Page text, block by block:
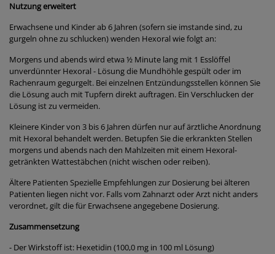
Nutzung erweitert
Erwachsene und Kinder ab 6 Jahren (sofern sie imstande sind, zu
gurgeln ohne zu schlucken) wenden Hexoral wie folgt an:
Morgens und abends wird etwa ½ Minute lang mit 1 Esslöffel
unverdünnter Hexoral - Lösung die Mundhöhle gespült oder im
Rachenraum gegurgelt. Bei einzelnen Entzündungsstellen können Sie
die Lösung auch mit Tupfern direkt auftragen. Ein Verschlucken der
Lösung ist zu vermeiden.
Kleinere Kinder von 3 bis 6 Jahren dürfen nur auf ärztliche Anordnung
mit Hexoral behandelt werden. Betupfen Sie die erkrankten Stellen
morgens und abends nach den Mahlzeiten mit einem Hexoral-
getränkten Wattestäbchen (nicht wischen oder reiben).
Ältere Patienten Spezielle Empfehlungen zur Dosierung bei älteren
Patienten liegen nicht vor. Falls vom Zahnarzt oder Arzt nicht anders
verordnet, gilt die für Erwachsene angegebene Dosierung.
Zusammensetzung
- Der Wirkstoff ist: Hexetidin (100,0 mg in 100 ml Lösung)